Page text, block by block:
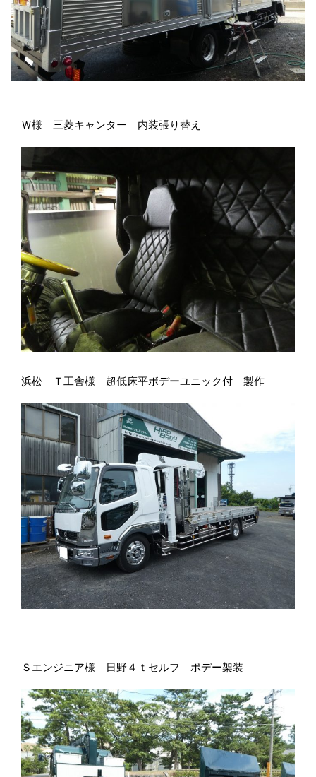
Ｗ様 三菱キャンター 内装張り替え
浜松 Ｔ工舎様 超低床平ボデーユニック付 製作
Ｓエンジニア様 日野４ｔセルフ ボデー架装